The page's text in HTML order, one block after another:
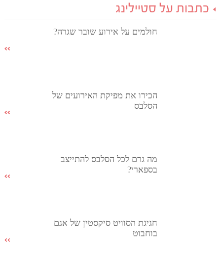
כתבות על סטיילינג
חולמים על אירוע שובר שגרה?
הכירו את מפיקת האירועים של
הסלבס
מה גרם לכל הסלבס להתייצב
בספארי?
חגיגת הסוויט סיקסטין של אגם
בוחבוט